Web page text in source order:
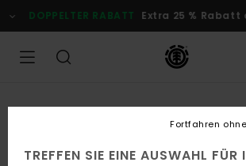
zur
Produktinformation
DOPPELTER RABATT Extra 25 % Rabatt
TREFFEN SIE EINE AUSWAHL FÜR
Fortfahren